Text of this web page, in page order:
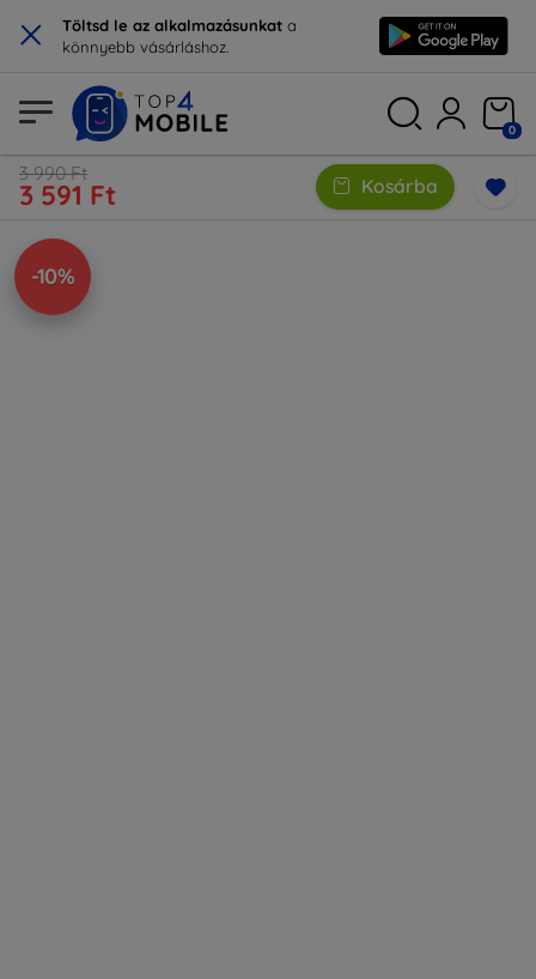
× Töltsd le az alkalmazásunkat a
könnyebb vásárláshoz.
0
3 990 Ft
3 591 Ft Kosárba
-10%